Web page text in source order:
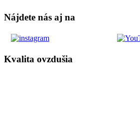
Nájdete nás aj na
Kvalita ovzdušia